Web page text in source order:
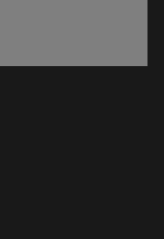
ventana)
ventana)